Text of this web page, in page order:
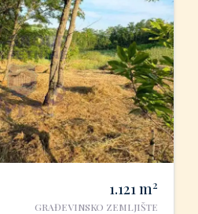
1.121m2
GRAĐEVINSKO ZEMLJIŠTE